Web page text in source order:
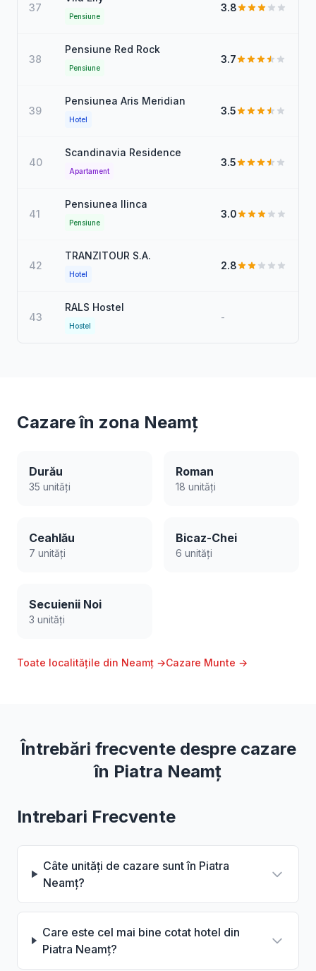
37
Pensiune
3.8
38
Pensiune Red Rock
Pensiune
3.7
39
Pensiunea Aris Meridian
Hotel
3.5
40
Scandinavia Residence
Apartament
3.5
41
Pensiunea Ilinca
Pensiune
3.0
42
TRANZITOUR S.A.
Hotel
2.8
43
RALS Hostel
Hostel
-
Cazare în zona Neamț
Durău
35 unități
Roman
18 unități
Ceahlău
7 unități
Bicaz-Chei
6 unități
Secuienii Noi
3 unități
Toate localitățile din Neamț →Cazare Munte →
Întrebări frecvente despre cazare
în Piatra Neamț
Intrebari Frecvente
Câte unități de cazare sunt în Piatra
Neamț?
Care este cel mai bine cotat hotel din
Piatra Neamț?